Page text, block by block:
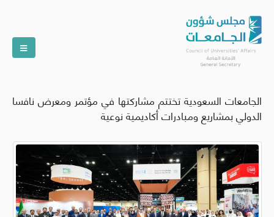
الجامعات السعودية تختتم مشاركتها في مؤتمر ومعرض نافسا
الدولي بمشاريع ومبادرات أكاديمية نوعية